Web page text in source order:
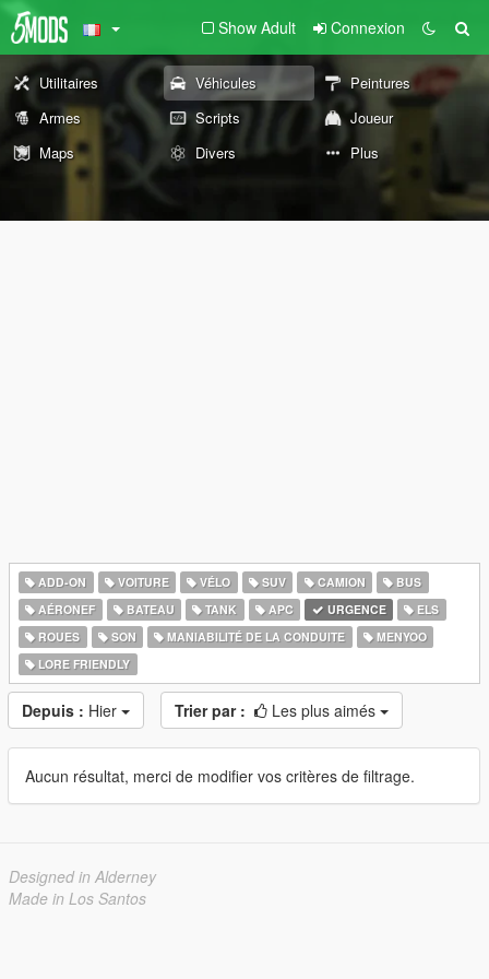
Show Adult Connexion
Utilitaires Véhicules
Peintures
Armes
Scripts
Joueur
Maps
Divers Plus
ADD-ON VOITURE VÉLO SUV CAMION
BUS
AÉRONEF
BATEAU TANK APC URGENCE
ELS
ROUES
SON MANIABILITÉ DE LA CONDUITE
MENYOO
LORE FRIENDLY
Depuis : Hier Trier par : Les plus aimés
Aucun résultat, merci de modifier vos critères de filtrage.
Designed in Alderney
Made in Los Santos